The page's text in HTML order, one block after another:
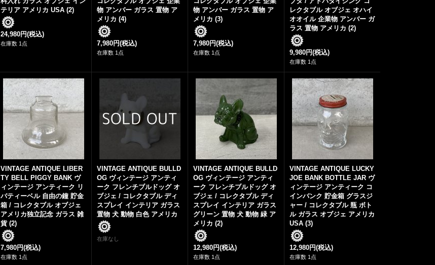
テリア アメリカ USA (2)
24,980円(税込)
在庫数 1点
物 アンバー ガラス 置物 ア
メリカ (4)
7,980円(税込)
在庫数 1点
物 アンバー ガラス 置物 ア
メリカ (3)
7,980円(税込)
在庫数 1点
レクタブル オブジェ オハイ
オオイル 企業物 アンバー ガ
ラス 置物 アメリカ (2)
9,980円(税込)
在庫数 1点
VINTAGE ANTIQUE LIBER
TY BELL PIGGY BANK ヴ
ィンテージ アンティーク リ
バティーベル 自由の鐘 貯金
箱 / コレクタブル オブジェ
アメリカ独立記念 ガラス 雑
貨 (2)
7,980円(税込)
在庫数 1点
VINTAGE ANTIQUE BULLD
OG ヴィンテージ アンティ
ーク フレンチブルドッグ オ
ブジェ / コレクタブル ディ
スプレイ インテリア ガラス
置物 犬 動物 白色 アメリカ
在庫なし
VINTAGE ANTIQUE BULLD
OG ヴィンテージ アンティ
ーク フレンチブルドッグ オ
ブジェ / コレクタブル ディ
スプレイ インテリア ガラス
グリーン 置物 犬 動物 緑 ア
メリカ (2)
12,980円(税込)
在庫数 1点
VINTAGE ANTIQUE LUCKY
JOE BANK BOTTLE JAR ヴ
ィンテージ アンティーク コ
インバンク 貯金箱 グラスジ
ャー / コレクタブル 瓶 ボト
ル ガラス オブジェ アメリカ
USA (3)
12,980円(税込)
在庫数 1点